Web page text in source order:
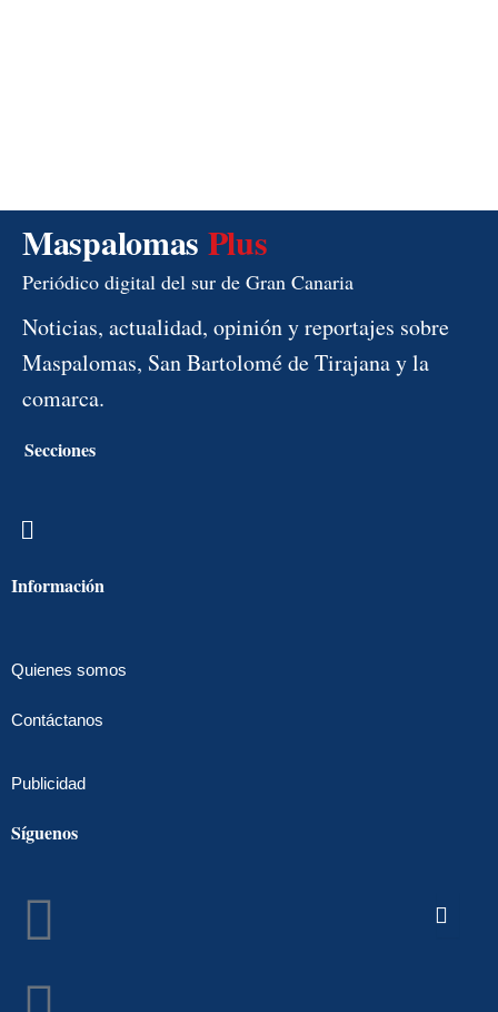
Maspalomas Plus
Periódico digital del sur de Gran Canaria
Noticias, actualidad, opinión y reportajes sobre
Maspalomas, San Bartolomé de Tirajana y la
comarca.
Secciones
Menú
Información
Quienes somos
Contáctanos
Publicidad
Síguenos
Facebook
Instagram